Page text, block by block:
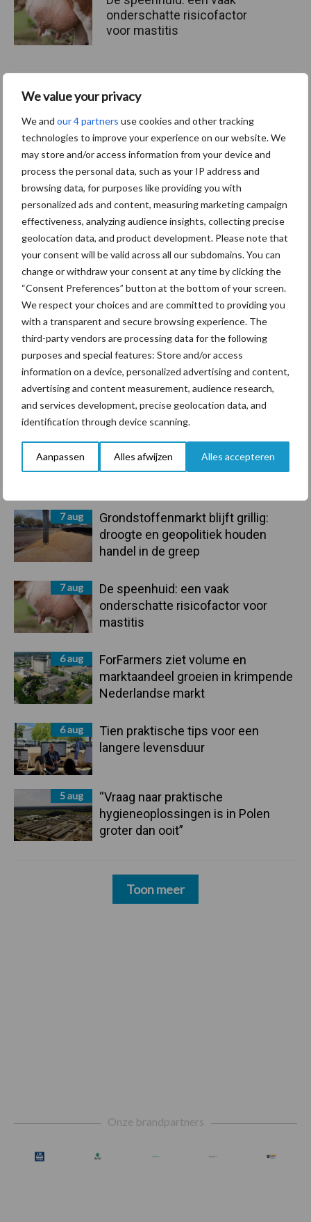
We value your privacy
We and our 4 partners use cookies and other tracking
technologies to improve your experience on our website. We
may store and/or access information from your device and
process the personal data, such as your IP address and
browsing data, for purposes like providing you with
personalized ads and content, measuring marketing campaign
effectiveness, analyzing audience insights, collecting precise
geolocation data, and product development. Please note that
your consent will be valid across all our subdomains. You can
change or withdraw your consent at any time by clicking the
“Consent Preferences” button at the bottom of your screen.
We respect your choices and are committed to providing you
with a transparent and secure browsing experience. The
third-party vendors are processing data for the following
purposes and special features: Store and/or access
information on a device, personalized advertising and content,
advertising and content measurement, audience research,
and services development, precise geolocation data, and
identification through device scanning.
Aanpassen Alles afwijzen Alles accepteren
Primaire
Sidebar
7 aug
Grondstoffenmarkt blijft grillig:
droogte en geopolitiek houden
handel in de greep
7 aug
De speenhuid: een vaak
onderschatte risicofactor voor
mastitis
6 aug
ForFarmers ziet volume en
marktaandeel groeien in krimpende
Nederlandse markt
6 aug
Tien praktische tips voor een
langere levensduur
5 aug
“Vraag naar praktische
hygieneoplossingen is in Polen
groter dan ooit”
Toon meer
onderschatte risicofactor
voor mastitis
ForFarmers ziet volume en
marktaandeel groeien in
krimpende Nederlandse
markt
Themapagina's
Diergezondheid Bemesting Fokkerij
Mastitis Hittestress
Toon meer
Onze brandpartners